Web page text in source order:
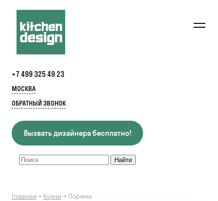
+7 499 325 49 23
МОСКВА
ОБРАТНЫЙ ЗВОНОК
Вызвать дизайнера бесплатно!
Главная→ Кухни → Лорена